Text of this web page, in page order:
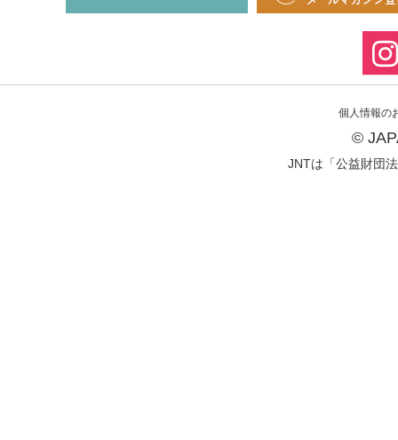
個人情報の
©
JNTは「公益財団